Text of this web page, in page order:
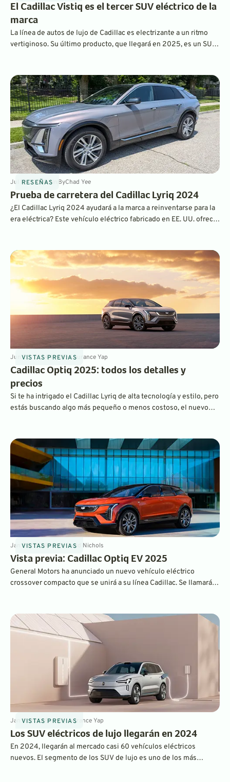
El Cadillac Vistiq es el tercer SUV eléctrico de la
marca
La línea de autos de lujo de Cadillac es electrizante a un ritmo
vertiginoso. Su último producto, que llegará en 2025, es un SUV
RESEÑAS
Jul 17, 20248min ByChad Yee
Prueba de carretera del Cadillac Lyriq 2024
¿El Cadillac Lyriq 2024 ayudará a la marca a reinventarse para la
era eléctrica? Este vehículo eléctrico fabricado en EE. UU. ofrece
está comprando un vehículo eléctrico premium, debe estar en su
lista de compras.
VISTAS PREVIAS
Jun 20, 20244 minByLaurance Yap
Cadillac Optiq 2025: todos los detalles y
precios
Si te ha intrigado el Cadillac Lyriq de alta tecnología y estilo, pero
estás buscando algo más pequeño o menos costoso, el nuevo
eléctrico compacto de lujo único.
VISTAS PREVIAS
Jan 24, 2024 minByDavid Nichols
Vista previa: Cadillac Optiq EV 2025
General Motors ha anunciado un nuevo vehículo eléctrico
crossover compacto que se unirá a su línea Cadillac. Se llamará
VISTAS PREVIAS
Jan 11, 2024 8minByLaurance Yap
Los SUV eléctricos de lujo llegarán en 2024
En 2024, llegarán al mercado casi 60 vehículos eléctricos
nuevos. El segmento de los SUV de lujo es uno de los más